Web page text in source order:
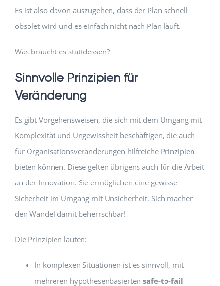
Es ist also davon auszugehen, dass der Plan schnell
obsolet wird und es einfach nicht nach Plan läuft.
Was braucht es stattdessen?
Sinnvolle Prinzipien für
Veränderung
Es gibt Vorgehensweisen, die sich mit dem Umgang mit
Komplexität und Ungewissheit beschäftigen, die auch
für Organisationsveränderungen hilfreiche Prinzipien
bieten können. Diese gelten übrigens auch für die Arbeit
an der Innovation. Sie ermöglichen eine gewisse
Sicherheit im Umgang mit Unsicherheit. Sich machen
den Wandel damit beherrschbar!
Die Prinzipien lauten:
In komplexen Situationen ist es sinnvoll, mit
mehreren hypothesenbasierten safe-to-fail